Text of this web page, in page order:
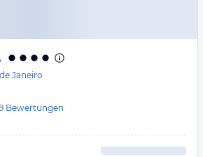
Janeiro
Bewertungen